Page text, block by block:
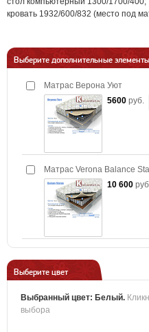
кровать 1932/600/832 (место под
Выберите дополнительные элементы
Матрас Верона Уют
5600 руб.
Матрас Verona Balance
10 600
Выберите цвет
Выбранный цвет: Белый.
выбора